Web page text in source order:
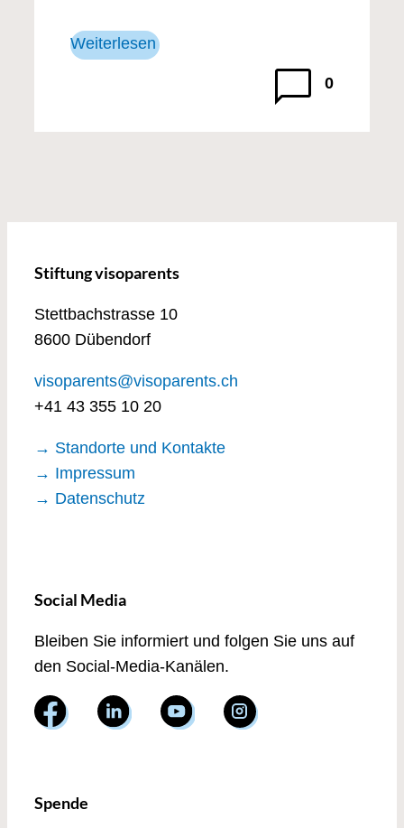
Weiterlesen
0
Stiftung visoparents
Stettbachstrasse 10
8600 Dübendorf
visoparents@visoparents.ch
+41 43 355 10 20
→ Standorte und Kontakte
→ Impressum
→ Datenschutz
Social Media
Bleiben Sie informiert und folgen Sie uns auf
den Social-Media-Kanälen.
Spende